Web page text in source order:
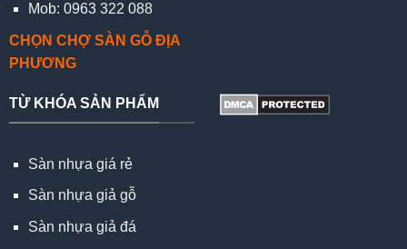
Mob: 0963 322 088
CHỌN CHỢ SÀN GỖ ĐỊA
PHƯƠNG
TỪ KHÓA SẢN PHẨM
Sàn nhựa giá rẻ
Sàn nhựa giả gỗ
Sàn nhựa giả đá